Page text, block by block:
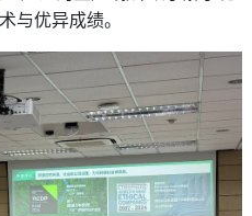
与优异成绩。